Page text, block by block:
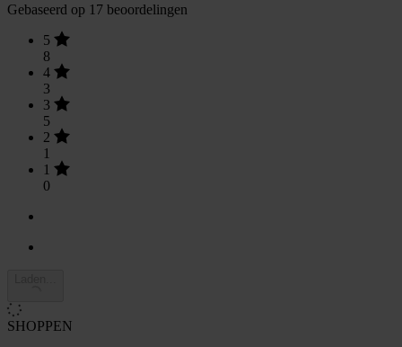
Gebaseerd op 17 beoordelingen
5
8
4
3
3
5
2
1
1
0
SHOPPEN